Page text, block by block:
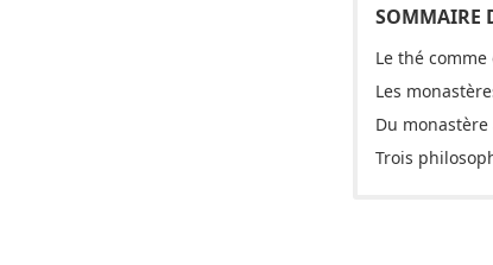
Le thé
Les
Du
Trois